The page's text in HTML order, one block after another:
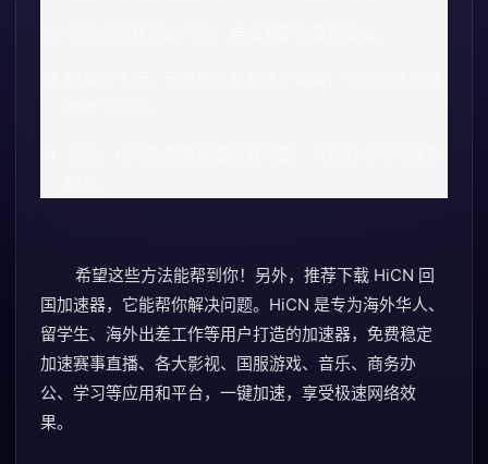
希望这些方法能帮到你！另外，推荐下载 HiCN 回
国加速器，它能帮你解决问题。HiCN 是专为海外华人、
留学生、海外出差工作等用户打造的加速器，免费稳定
加速赛事直播、各大影视、国服游戏、音乐、商务办
公、学习等应用和平台，一键加速，享受极速网络效
果。